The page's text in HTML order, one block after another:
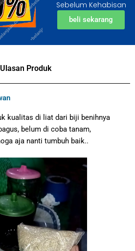
Sebelum Kehabisan
beli sekarang
Ulasan Produk
kualitas di liat dari biji benihnya
belum di coba tanam,
aja nanti tumbuh baik..